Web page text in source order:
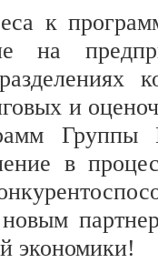
к
на
и
Группы
в
экономики!